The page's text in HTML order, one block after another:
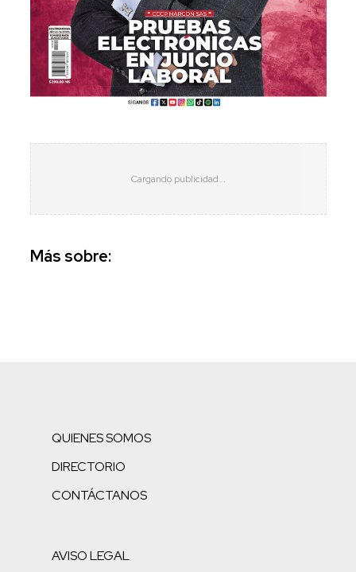
Más sobre:
QUIENES SOMOS
DIRECTORIO
CONTÁCTANOS
AVISO LEGAL